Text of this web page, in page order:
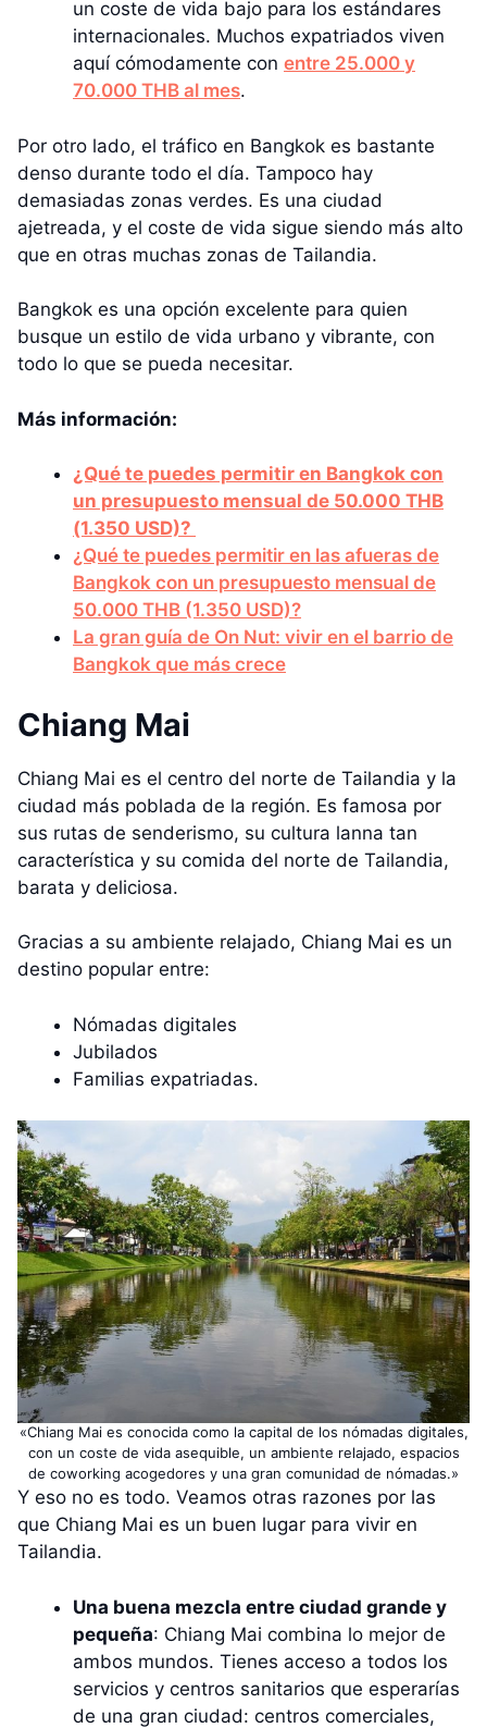
un coste de vida bajo para los estándares
internacionales. Muchos expatriados viven
aquí cómodamente con entre 25.000 y
70.000 THB al mes.
Por otro lado, el tráfico en Bangkok es bastante
denso durante todo el día. Tampoco hay
demasiadas zonas verdes. Es una ciudad
ajetreada, y el coste de vida sigue siendo más alto
que en otras muchas zonas de Tailandia.
Bangkok es una opción excelente para quien
busque un estilo de vida urbano y vibrante, con
todo lo que se pueda necesitar.
Más información:
¿Qué te puedes permitir en Bangkok con
un presupuesto mensual de 50.000 THB
(1.350 USD)?
¿Qué te puedes permitir en las afueras de
Bangkok con un presupuesto mensual de
50.000 THB (1.350 USD)?
La gran guía de On Nut: vivir en el barrio de
Bangkok que más crece
Chiang Mai
Chiang Mai es el centro del norte de Tailandia y la
ciudad más poblada de la región. Es famosa por
sus rutas de senderismo, su cultura lanna tan
característica y su comida del norte de Tailandia,
barata y deliciosa.
Gracias a su ambiente relajado, Chiang Mai es un
destino popular entre:
Nómadas digitales
Jubilados
Familias expatriadas.
«Chiang Mai es conocida como la capital de los nómadas digitales,
con un coste de vida asequible, un ambiente relajado, espacios
de coworking acogedores y una gran comunidad de nómadas.»
Y eso no es todo. Veamos otras razones por las
que Chiang Mai es un buen lugar para vivir en
Tailandia.
Una buena mezcla entre ciudad grande y
pequeña: Chiang Mai combina lo mejor de
ambos mundos. Tienes acceso a todos los
servicios y centros sanitarios que esperarías
de una gran ciudad: centros comerciales,